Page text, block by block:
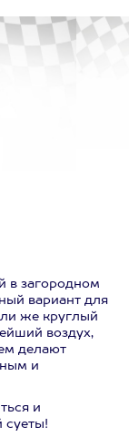
в загородном
вариант для
же круглый
воздух,
делают
и
и
суеты!